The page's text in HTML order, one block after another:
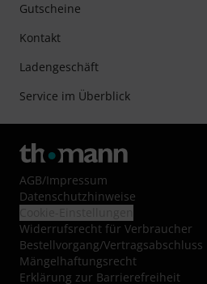
Gutscheine
Kontakt
Ladengeschäft
Service im Überblick
AGB/Impressum
Datenschutzhinweise
Widerrufsrecht für Verbraucher
Bestellvorgang/Vertragsabschluss
Mängelhaftungsrecht
Erklärung zur Barrierefreiheit